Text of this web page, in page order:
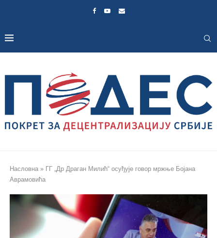
Насловна » ГГ „Др Драган Милић“ осуђује говор мржње Бојана
Аврамовића